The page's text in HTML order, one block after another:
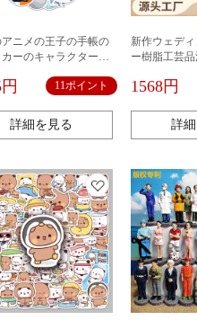
アニメの王子の手帳の
ーのキャラクターは
スーツケースの装飾の
11ポイント
詳細を見る
新作ウェデ
ー樹脂工芸
カップル人形
1568円
詳